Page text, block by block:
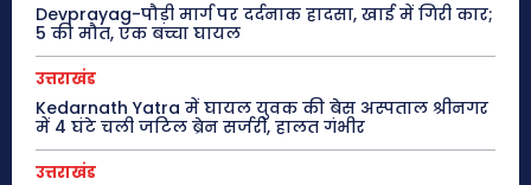
Devprayag-पौड़ी मार्ग पर दर्दनाक हादसा, खाई में गिरी कार;
5 की मौत, एक बच्चा घायल
उत्तराखंड
Kedarnath Yatra में घायल युवक की बेस अस्पताल श्रीनगर
में 4 घंटे चली जटिल ब्रेन सर्जरी, हालत गंभीर
उत्तराखंड